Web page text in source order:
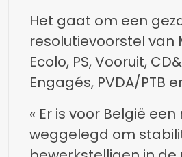
rebellengroep M23
Rwandese leger de
de miljoenenstad
overgenomen.
nog verder op
Kinshasa.
Het gaat om een
resolutievoorstel van
Ecolo, PS, Vooruit,
Engagés, PVDA/PTB
offensief en roept alle
troepen op om zich
« Er is voor België een
weggelegd om